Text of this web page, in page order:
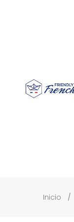
Inicio